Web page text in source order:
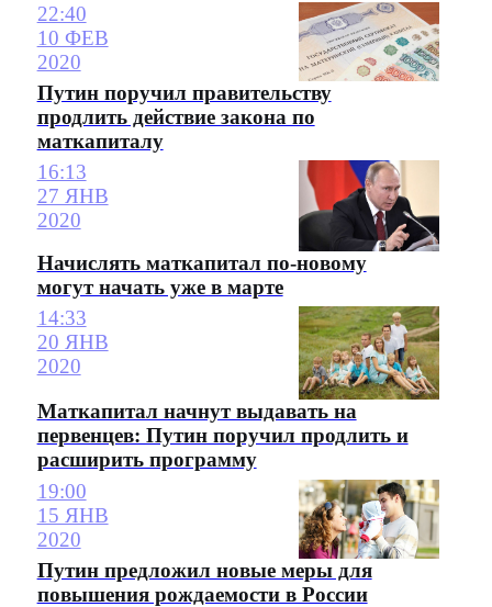
22:40
10 ФЕВ
2020
Путин поручил правительству
продлить действие закона по
маткапиталу
16:13
27 ЯНВ
2020
Начислять маткапитал по-новому
могут начать уже в марте
14:33
20 ЯНВ
2020
Маткапитал начнут выдавать на
первенцев: Путин поручил продлить и
расширить программу
19:00
15 ЯНВ
2020
Путин предложил новые меры для
повышения рождаемости в России